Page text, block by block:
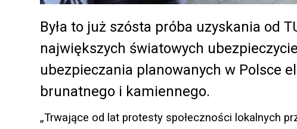
Była to już szósta próba uzyskania od
największych światowych
ubezpieczania planowanych w Polsce
brunatnego i kamiennego.
„Trwające od lat protesty społeczności lokalnych